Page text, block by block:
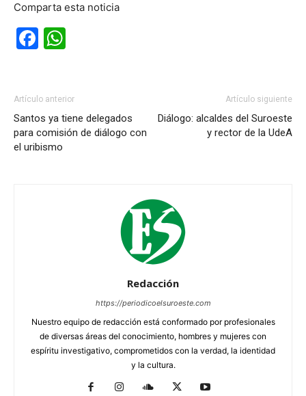
Comparta esta noticia
Facebook
Artículo anterior
Santos ya tiene delegados
para comisión de diálogo con
el uribismo
Artículo siguiente
Diálogo: alcaldes del Suroeste
y rector de la UdeA
Redacción
https://periodicoelsuroeste.com
Nuestro equipo de redacción está conformado por profesionales
de diversas áreas del conocimiento, hombres y mujeres con
espíritu investigativo, comprometidos con la verdad, la identidad
y la cultura.